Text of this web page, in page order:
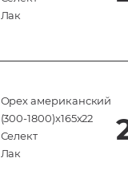
Лак
Орех американский
(300-1800)x165x22
Селект
Лак